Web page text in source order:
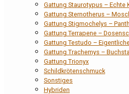
Gattung Staurotypus – Echte
Gattung Sternotherus –
Gattung Stigmochelys –
Gattung Terrapene –
Gattung Testudo –
Gattung Trachemys –
Gattung Trionyx
Schildkrötenschmuck
Sonstiges
Hybriden